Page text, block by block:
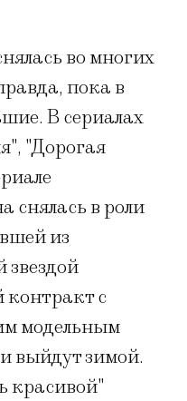
во многих
пока в
В сериалах
"Дорогая
снялась в роли
из
с
модельным
выйдут зимой.
красивой"